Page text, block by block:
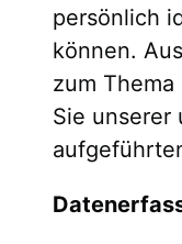
persönlich
können.
zum
Sie unserer